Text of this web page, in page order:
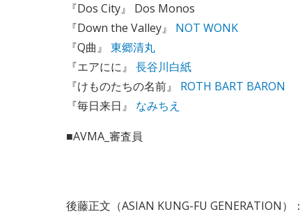
『Dos City』 Dos Monos
『Down the Valley』 NOT WONK
『Q曲』 東郷清丸
『エアにに』 長谷川白紙
『けものたちの名前』 ROTH BART BARON
『毎日来日』 なみちえ
■AVMA_審査員
後藤正文（ASIAN KUNG-FU GENERATION）：